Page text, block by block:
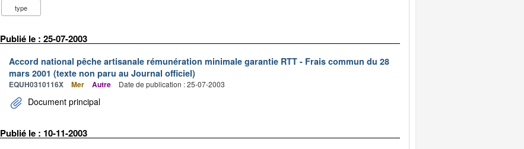
type
Publié le : 25-07-2003
Accord national pêche artisanale rémunération minimale garantie RTT - Frais commun du 28
mars 2001 (texte non paru au Journal officiel)
EQUH0310116X Mer Autre Date de publication : 25-07-2003
Document principal
Publié le : 10-11-2003